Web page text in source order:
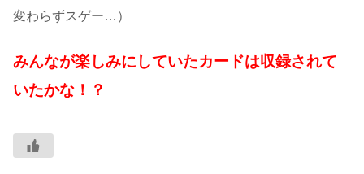
変わらずスゲー…）
みんなが楽しみにしていたカードは収録されて
いたかな！？